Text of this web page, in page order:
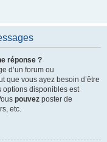
réponse ?
d’un forum ou
que vous ayez besoin d’être
options disponibles est
pouvez poster de
etc.